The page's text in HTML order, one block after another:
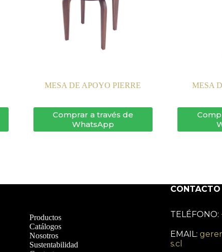
MESA DE APOYO PIERRE
Comprar a través de
WhatsApp
MESA
Productos
Catálogos
Nosotros
Sustentabilidad
CONTACTO
TELÉFONO:
EMAIL:
s.cl